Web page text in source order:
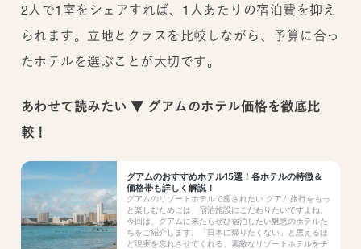
2人で1室をシェアすれば、1人あたりの宿泊費を抑え
られます。立地とクラスを比較しながら、予算に合っ
たホテルを選ぶことが大切です。
あわせて読みたい ▼ グアムのホテル価格を徹底比
較！